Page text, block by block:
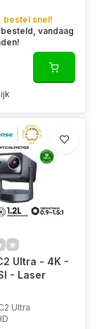
bestel snel!
vandaag
Ultra - 4K -
- Laser
Ultra